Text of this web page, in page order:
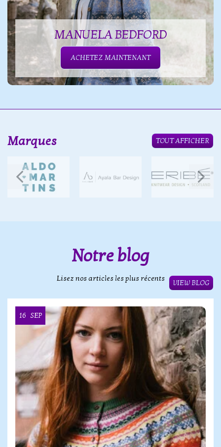
MANUELA BEDFORD
ACHETEZ MAINTENANT
Marques TOUT AFFICHER
Notre blog
Lisez nos articles les plus récents
VIEW BLOG
16 SEP